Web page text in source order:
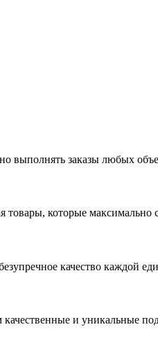
выполнять заказы любых
которые
качество каждой
и уникальные